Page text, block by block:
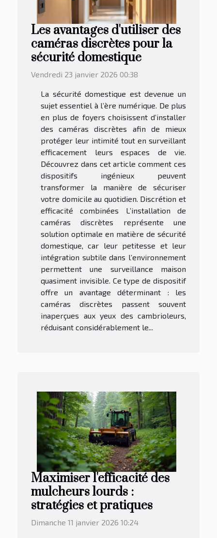
Les avantages d'utiliser des
caméras discrètes pour la
sécurité domestique
Vendredi 23 janvier 2026 00:38
La sécurité domestique est devenue un
sujet essentiel à l’ère numérique. De plus
en plus de foyers choisissent d’installer
des caméras discrètes afin de mieux
protéger leur intimité tout en surveillant
efficacement leurs espaces de vie.
Découvrez dans cet article comment ces
dispositifs ingénieux peuvent
transformer la manière de sécuriser
votre domicile au quotidien. Discrétion et
efficacité combinées L’installation de
caméras discrètes représente une
solution optimale en matière de sécurité
domestique, car leur petitesse et leur
intégration subtile dans l’environnement
permettent une surveillance maison
quasiment invisible. Ce type de dispositif
offre un avantage déterminant : les
caméras discrètes passent souvent
inaperçues aux yeux des cambrioleurs,
réduisant considérablement le...
Maximiser l'efficacité des
mulcheurs lourds :
stratégies et pratiques
Dimanche 11 janvier 2026 10:24